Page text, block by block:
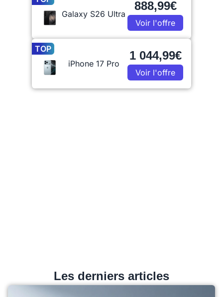
Galaxy S26 Ultra
888,99€
Voir l'offre
TOP
iPhone 17 Pro
1 044,99€
Voir l'offre
Les derniers articles